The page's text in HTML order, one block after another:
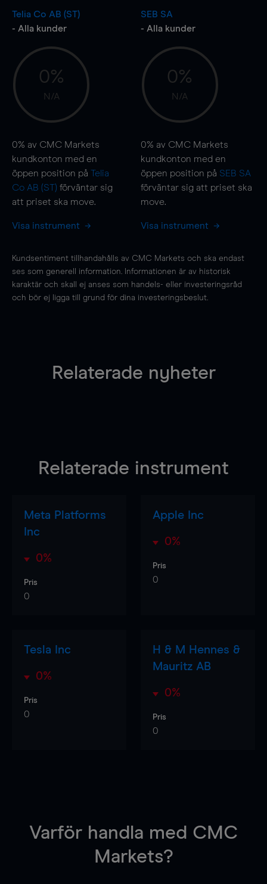
Telia Co AB (ST)
- Alla kunder
0%
N/A
0% av CMC Markets
kundkonton med en
öppen position på Telia
Co AB (ST) förväntar sig
att priset ska move.
Visa instrument
SEB SA
- Alla kunder
0%
N/A
0% av CMC Markets
kundkonton med en
öppen position på SEB SA
förväntar sig att priset ska
move.
Visa instrument
Kundsentiment tillhandahålls av CMC Markets och ska endast
ses som generell information. Informationen är av historisk
karaktär och skall ej anses som handels- eller investeringsråd
och bör ej ligga till grund för dina investeringsbeslut.
Relaterade nyheter
Relaterade instrument
Meta Platforms
Inc
0%
Pris
0
Apple Inc
0%
Pris
0
Tesla Inc
0%
Pris
0
H & M Hennes &
Mauritz AB
0%
Pris
0
Varför handla med CMC
Markets?